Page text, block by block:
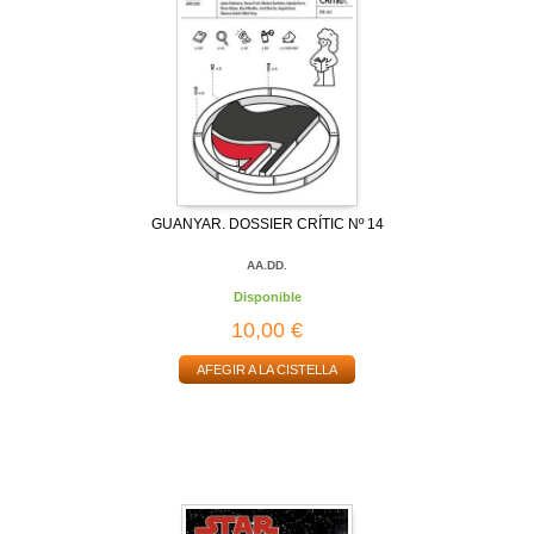
GUANYAR. DOSSIER CRÍTIC Nº 14
AA.DD.
Disponible
10,00 €
AFEGIR A LA CISTELLA